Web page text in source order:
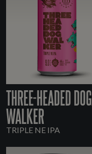
THREE-HEADED DOG
WALKER
TRIPLE NE IPA